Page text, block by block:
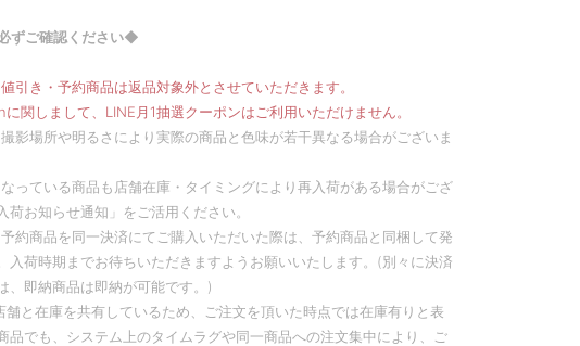
ずご確認ください◆
引き・予約商品は返品対象外とさせていただきます。
に関しまして、LINE月1抽選クーポンはご利用いただけません。
影場所や明るさにより実際の商品と色味が若干異なる場合がございま
っている商品も店舗在庫・タイミングにより再入荷がある場合がござ
荷お知らせ通知」をご活用ください。
約商品を同一決済にてご購入いただいた際は、予約商品と同梱して発
入荷時期までお待ちいただきますようお願いいたします。(別々に決済
、即納商品は即納が可能です。)
舗と在庫を共有しているため、ご注文を頂いた時点では在庫有りと表
品でも、システム上のタイムラグや同一商品への注文集中により、ご